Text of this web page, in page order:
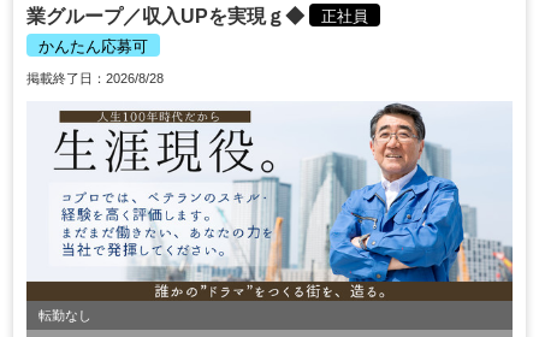
業グループ／収入UPを実現ｇ◆
正社員
かんたん応募可
掲載終了日：2026/8/28
転勤なし